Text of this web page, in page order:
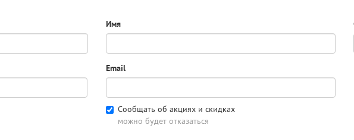
Имя
Email
Сообщать об акциях и скидках
можно будет отказаться